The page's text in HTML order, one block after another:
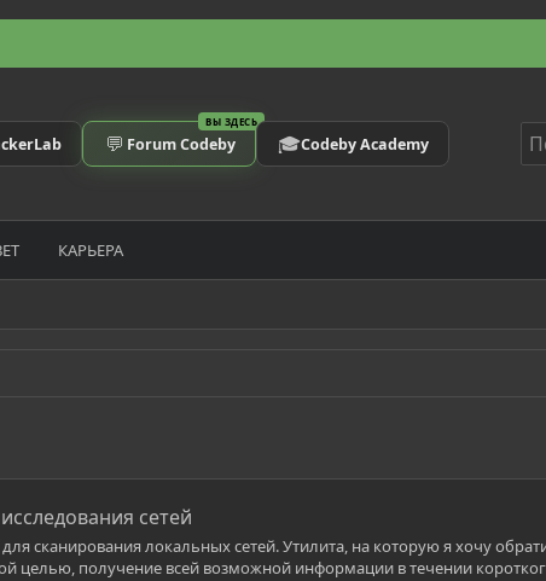
ВЫ ЗДЕСЬ
💬 Forum Codeby 🎓Codeby Academy
КАРЬЕРА
сетей
сканирования локальных сетей. Утилита, на которую я хочу
целью, получение всей возможной информации в течении